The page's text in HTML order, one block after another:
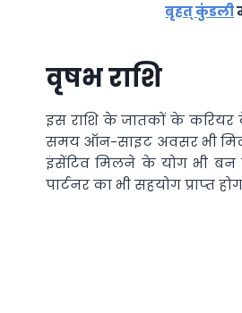
बृहत् कुंडली
वृषभ राशि
इस राशि के जातकों के करियर
समय ऑन-साइट अवसर भी
इंसेंटिव मिलने के योग भी बन
पार्टनर का भी सहयोग प्राप्‍त